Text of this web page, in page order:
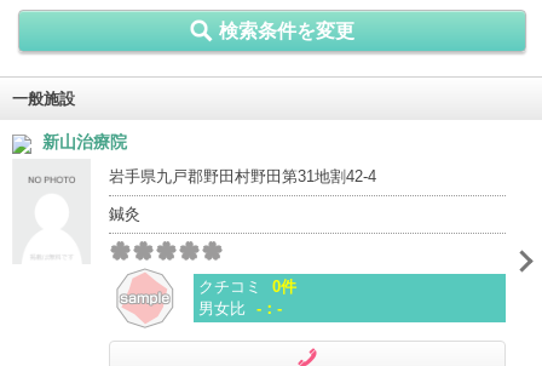
検索条件を変更
一般施設
新山治療院
岩手県九戸郡野田村野田第31地割42-4
鍼灸
クチコミ
0件
男女比 -：-